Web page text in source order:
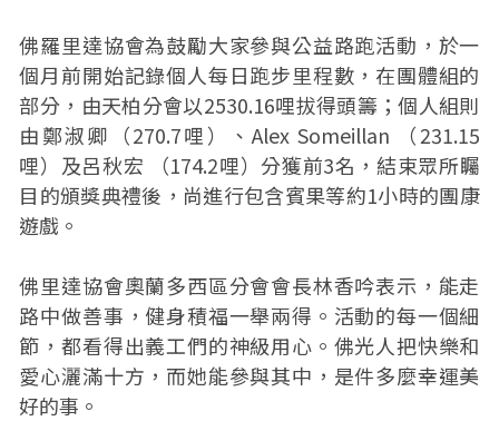
佛羅里達協會為鼓勵大家參與公益路跑活動，於一
個月前開始記錄個人每日跑步里程數，在團體組的
部分，由天柏分會以2530.16哩拔得頭籌；個人組則
由鄭淑卿（270.7哩）、Alex Someillan （231.15
哩）及呂秋宏 （174.2哩）分獲前3名，結束眾所矚
目的頒獎典禮後，尚進行包含賓果等約1小時的團康
遊戲。
佛里達協會奧蘭多西區分會會長林香吟表示，能走
路中做善事，健身積福一舉兩得。活動的每一個細
節，都看得出義工們的神級用心。佛光人把快樂和
愛心灑滿十方，而她能參與其中，是件多麼幸運美
好的事。